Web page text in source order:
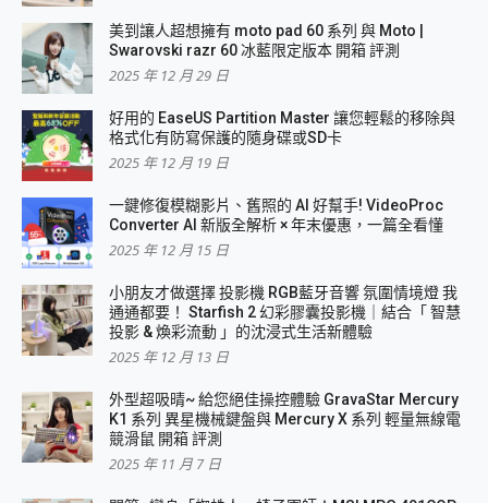
美到讓人超想擁有 moto pad 60 系列 與 Moto |
Swarovski razr 60 冰藍限定版本 開箱 評測
2025 年 12 月 29 日
好用的 EaseUS Partition Master 讓您輕鬆的移除與
格式化有防寫保護的隨身碟或SD卡
2025 年 12 月 19 日
一鍵修復模糊影片、舊照的 AI 好幫手! VideoProc
Converter AI 新版全解析 × 年末優惠，一篇全看懂
2025 年 12 月 15 日
小朋友才做選擇 投影機 RGB藍牙音響 氛圍情境燈 我
通通都要！ Starfish 2 幻彩膠囊投影機｜結合「 智慧
投影 & 煥彩流動 」的沈浸式生活新體驗
2025 年 12 月 13 日
外型超吸晴~ 給您絕佳操控體驗 GravaStar Mercury
K1 系列 異星機械鍵盤與 Mercury X 系列 輕量無線電
競滑鼠 開箱 評測
2025 年 11 月 7 日